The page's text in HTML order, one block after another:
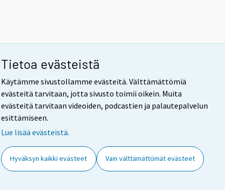
Tietoa evästeistä
Käytämme sivustollamme evästeitä. Välttämättömiä
evästeitä tarvitaan, jotta sivusto toimii oikein. Muita
evästeitä tarvitaan videoiden, podcastien ja palautepalvelun
esittämiseen.
Lue lisää evästeistä.
Hyväksyn kaikki evästeet Vain välttämättömät evästeet